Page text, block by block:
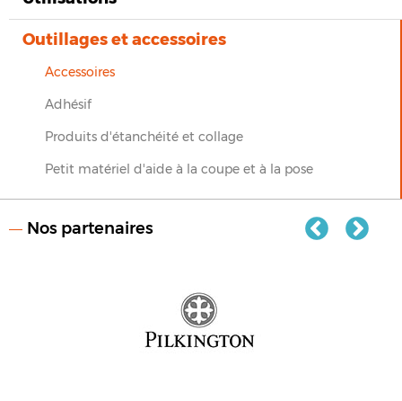
Outillages et accessoires
Accessoires
Adhésif
Produits d'étanchéité et collage
Petit matériel d'aide à la coupe et à la pose
Nos partenaires